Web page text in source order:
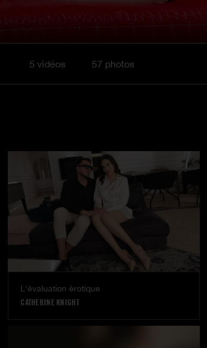
5 vidéos 57 photos
L'évaluation érotique
CATHERINE KNIGHT